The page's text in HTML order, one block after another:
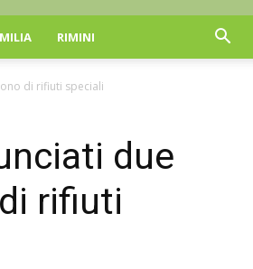
RIMINI
di rifiuti speciali
due
rifiuti